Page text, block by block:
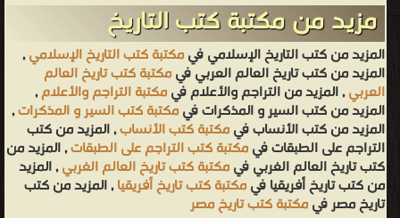
مزيد من مكتبة كتب التاريخ
المزيد من كتب التاريخ الإسلامي فيمكتبة كتب التاريخ الإسلامي,
المزيد من كتب تاريخ العالم العربي فيمكتبة كتب تاريخ العالم
العربي, المزيد من التراجم والأعلام فيمكتبة التراجم والأعلام,
المزيد من كتب السير و المذكرات فيمكتبة كتب السير و المذكرات,
المزيد من كتب الأنساب فيمكتبة كتب الأنساب, المزيد من كتب
التراجم على الطبقات فيمكتبة كتب التراجم على الطبقات, المزيد من
كتب تاريخ العالم الغربي فيمكتبة كتب تاريخ العالم الغربي, المزيد
من كتب تاريخ أفريقيا فيمكتبة كتب تاريخ أفريقيا, المزيد من كتب
تاريخ مصر فيمكتبة كتب تاريخ مصر